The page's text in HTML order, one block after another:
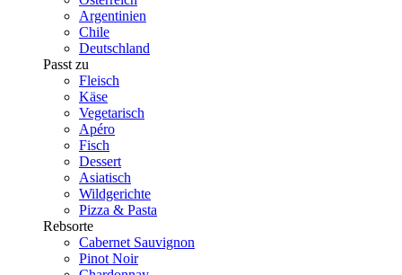
Argentinien
Chile
Deutschland
Passt zu
Fleisch
Käse
Vegetarisch
Apéro
Fisch
Dessert
Asiatisch
Wildgerichte
Pizza & Pasta
Rebsorte
Cabernet Sauvignon
Pinot Noir